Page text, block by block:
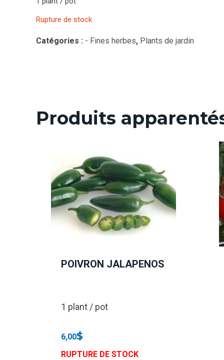
Rupture de stock
Catégories : - Fines herbes, Plants de jardin
Produits
POIVRON JALAPENOS
1 plant / pot
6,00$
RUPTURE DE STOCK